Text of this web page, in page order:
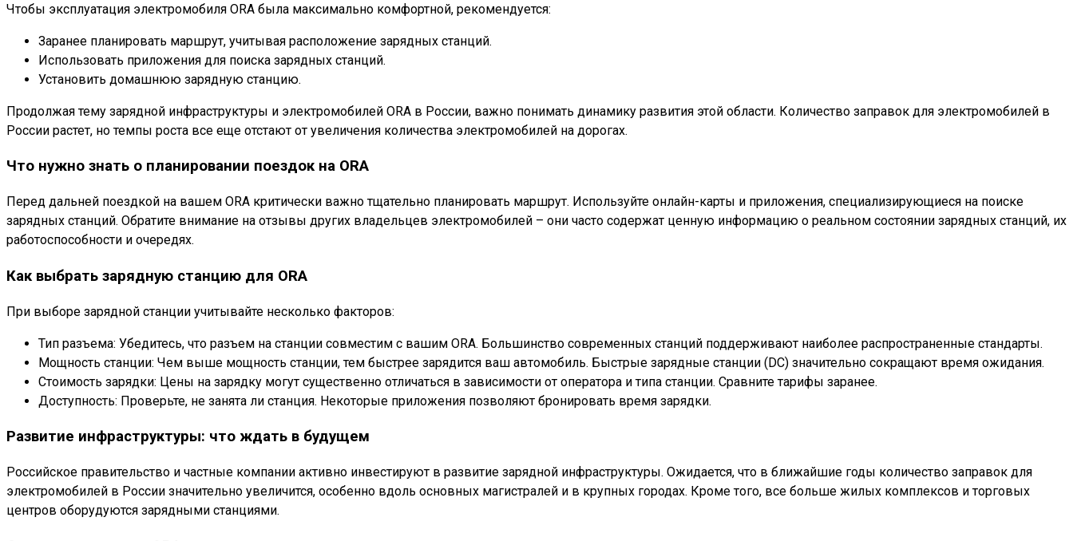
Чтобы эксплуатация электромобиля ORA была максимально комфортной, рекомендуется:
Заранее планировать маршрут, учитывая расположение зарядных станций.
Использовать приложения для поиска зарядных станций.
Установить домашнюю зарядную станцию.
Продолжая тему зарядной инфраструктуры и электромобилей ORA в России, важно понимать динамику развития этой области. Количество заправок для электромобилей в
России растет, но темпы роста все еще отстают от увеличения количества электромобилей на дорогах.
Что нужно знать о планировании поездок на ORA
Перед дальней поездкой на вашем ORA критически важно тщательно планировать маршрут. Используйте онлайн-карты и приложения, специализирующиеся на поиске
зарядных станций. Обратите внимание на отзывы других владельцев электромобилей – они часто содержат ценную информацию о реальном состоянии зарядных станций, их
работоспособности и очередях.
Как выбрать зарядную станцию для ORA
При выборе зарядной станции учитывайте несколько факторов:
Тип разъема: Убедитесь, что разъем на станции совместим с вашим ORA. Большинство современных станций поддерживают наиболее распространенные стандарты.
Мощность станции: Чем выше мощность станции, тем быстрее зарядится ваш автомобиль. Быстрые зарядные станции (DC) значительно сокращают время ожидания.
Стоимость зарядки: Цены на зарядку могут существенно отличаться в зависимости от оператора и типа станции. Сравните тарифы заранее.
Доступность: Проверьте, не занята ли станция. Некоторые приложения позволяют бронировать время зарядки.
Развитие инфраструктуры: что ждать в будущем
Российское правительство и частные компании активно инвестируют в развитие зарядной инфраструктуры. Ожидается, что в ближайшие годы количество заправок для
электромобилей в России значительно увеличится, особенно вдоль основных магистралей и в крупных городах. Кроме того, все больше жилых комплексов и торговых
центров оборудуются зарядными станциями.